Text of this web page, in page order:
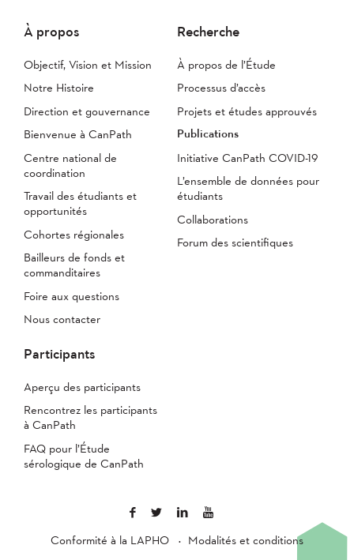
À propos
Objectif, Vision et Mission
Notre Histoire
Direction et gouvernance
Bienvenue à CanPath
Centre national de
coordination
Travail des étudiants et
opportunités
Cohortes régionales
Bailleurs de fonds et
commanditaires
Foire aux questions
Nous contacter
Recherche
À propos de l’Étude
Processus d’accès
Projets et études approuvés
Publications
Initiative CanPath COVID-19
L’ensemble de données pour
étudiants
Collaborations
Forum des scientifiques
Participants
Aperçu des participants
Rencontrez les participants
à CanPath
FAQ pour l’Étude
sérologique de CanPath
Conformité à la LAPHO Modalités et conditions